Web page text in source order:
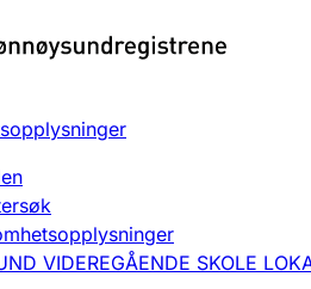
endre, slette
VIDEREGÅENDE SKOLE